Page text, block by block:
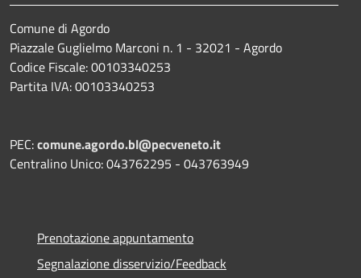
Comune di Agordo
Piazzale Guglielmo Marconi n. 1 - 32021 - Agordo
Codice Fiscale: 00103340253
Partita IVA: 00103340253
PEC:comune.agordo.bl@pecveneto.it
Centralino Unico: 043762295 - 043763949
Prenotazione appuntamento
Segnalazione disservizio/Feedback